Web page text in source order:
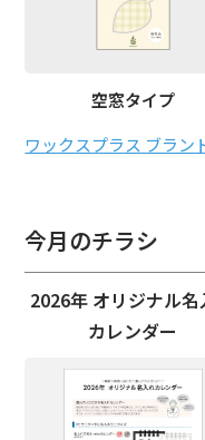
空窓タイプ
ワックスプラス ブラン
今月のチラシ
2026年 オリジナル名
カレンダー